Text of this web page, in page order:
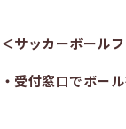
＜サッカーボール
・受付窓口でボー